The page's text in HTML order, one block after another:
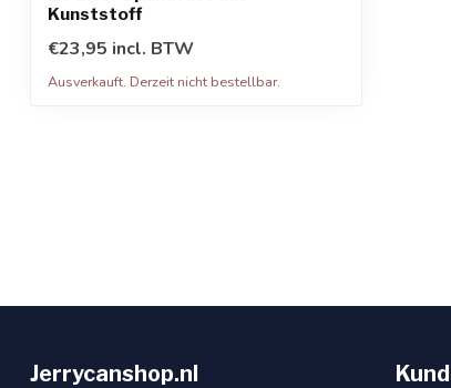
Kunststoff
€23,95 incl. BTW
Ausverkauft. Derzeit nicht bestellbar.
Jerrycanshop.nl